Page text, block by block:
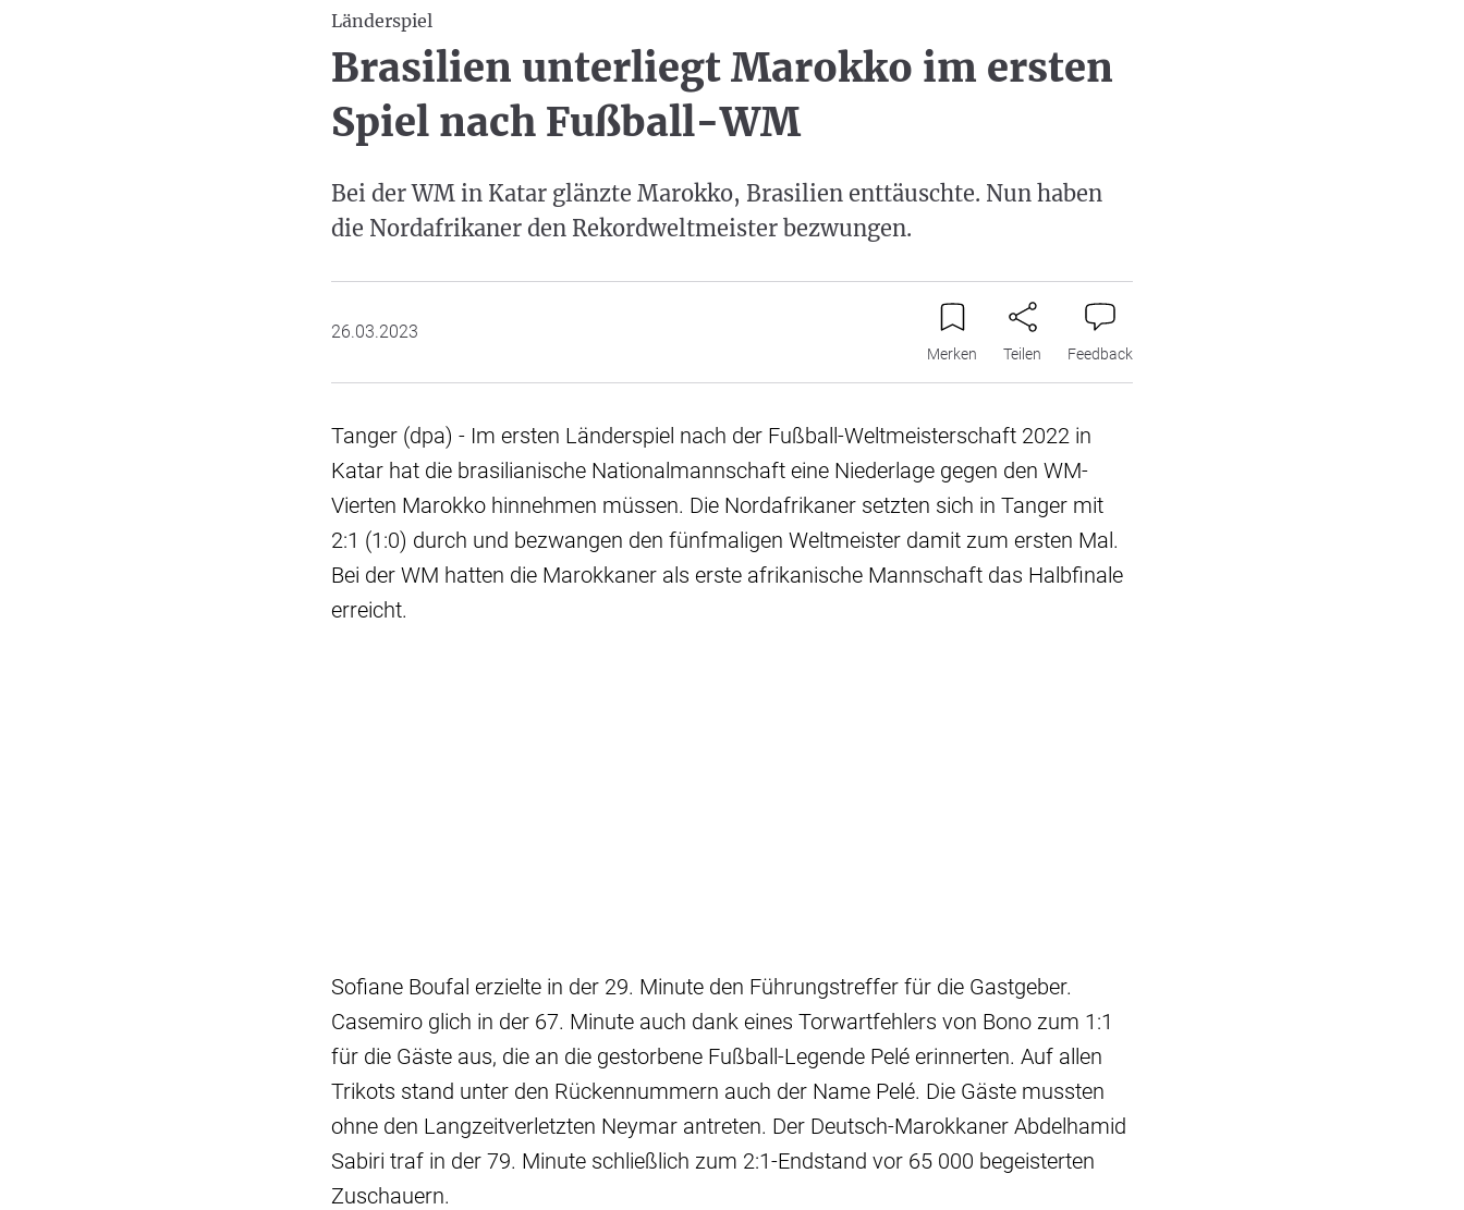
Länderspiel
Brasilien unterliegt Marokko im ersten
Spiel nach Fußball-WM
Bei der WM in Katar glänzte Marokko, Brasilien enttäuschte. Nun haben
die Nordafrikaner den Rekordweltmeister bezwungen.
26.03.2023
Merken Teilen Feedback
Tanger (dpa) - Im ersten Länderspiel nach der Fußball-Weltmeisterschaft 2022 in
Katar hat die brasilianische Nationalmannschaft eine Niederlage gegen den WM-
Vierten Marokko hinnehmen müssen. Die Nordafrikaner setzten sich in Tanger mit
2:1 (1:0) durch und bezwangen den fünfmaligen Weltmeister damit zum ersten Mal.
Bei der WM hatten die Marokkaner als erste afrikanische Mannschaft das Halbfinale
erreicht.
Sofiane Boufal erzielte in der 29. Minute den Führungstreffer für die Gastgeber.
Casemiro glich in der 67. Minute auch dank eines Torwartfehlers von Bono zum 1:1
für die Gäste aus, die an die gestorbene Fußball-Legende Pelé erinnerten. Auf allen
Trikots stand unter den Rückennummern auch der Name Pelé. Die Gäste mussten
ohne den Langzeitverletzten Neymar antreten. Der Deutsch-Marokkaner Abdelhamid
Sabiri traf in der 79. Minute schließlich zum 2:1-Endstand vor 65 000 begeisterten
Zuschauern.